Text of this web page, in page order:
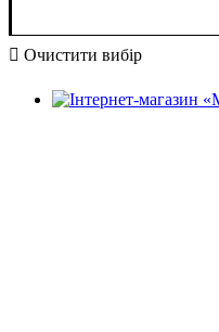
Очистити вибір